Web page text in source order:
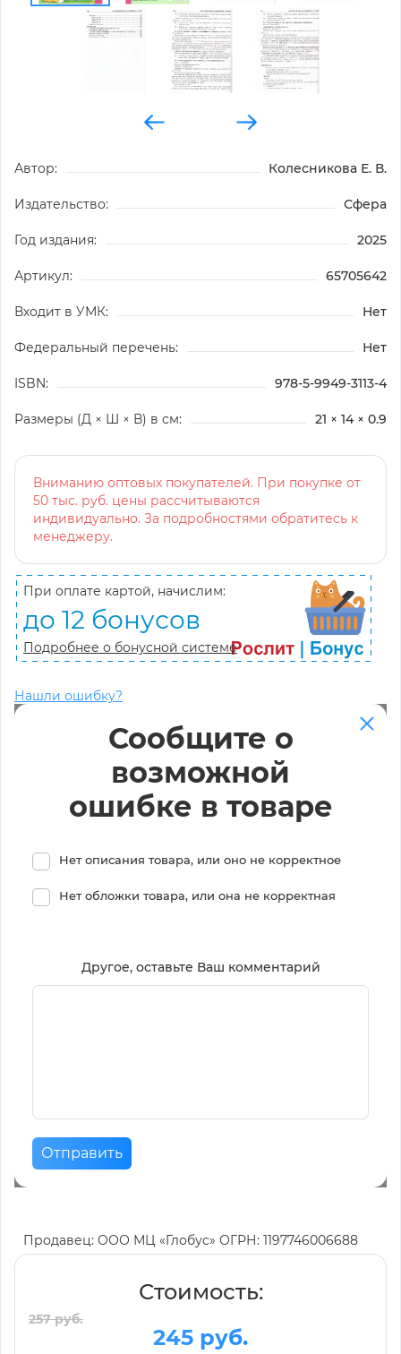
Автор: Колесникова Е. В.
Издательство: Сфера
Год издания: 2025
Артикул: 65705642
Входит в УМК: Нет
Федеральный перечень: Нет
ISBN: 978-5-9949-3113-4
Размеры (Д × Ш × В) в см: 21 × 14 × 0.9
Вниманию оптовых покупателей. При покупке от
50 тыс. руб. цены рассчитываются
индивидуально. За подробностями обратитесь к
менеджеру.
При оплате картой, начислим:
до 12 бонусов
Подробнее о бонусной системе
Нашли ошибку?
Сообщите о
возможной
ошибке в товаре
Нет описания товара, или оно не корректное
Нет обложки товара, или она не корректная
Другое, оставьте Ваш комментарий
Отправить
Продавец: ООО МЦ «Глобус» ОГРН: 1197746006688
Стоимость:
257 руб.
245 руб.